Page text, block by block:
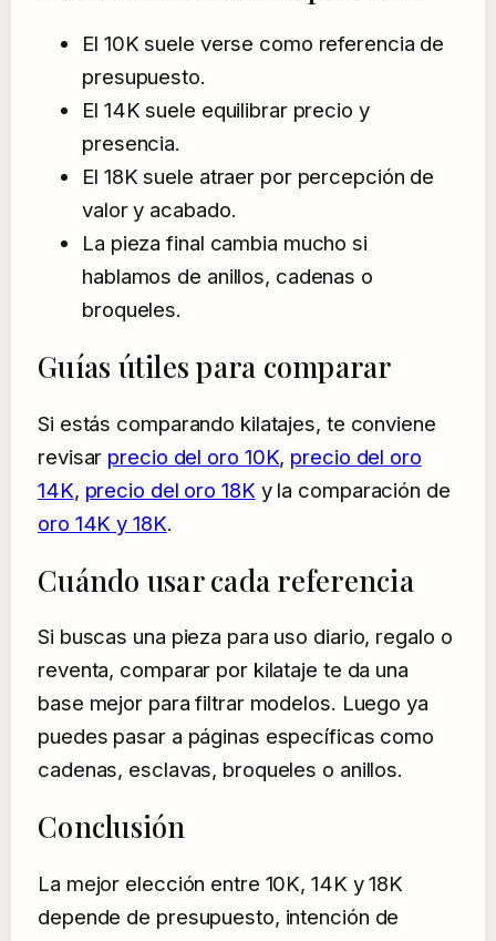
El 10K suele verse como referencia de
presupuesto.
El 14K suele equilibrar precio y
presencia.
El 18K suele atraer por percepción de
valor y acabado.
La pieza final cambia mucho si
hablamos de anillos, cadenas o
broqueles.
Guías útiles para comparar
Si estás comparando kilatajes, te conviene
revisar precio del oro 10K, precio del oro
14K, precio del oro 18K y la comparación de
oro 14K y 18K.
Cuándo usar cada referencia
Si buscas una pieza para uso diario, regalo o
reventa, comparar por kilataje te da una
base mejor para filtrar modelos. Luego ya
puedes pasar a páginas específicas como
cadenas, esclavas, broqueles o anillos.
Conclusión
La mejor elección entre 10K, 14K y 18K
depende de presupuesto, intención de